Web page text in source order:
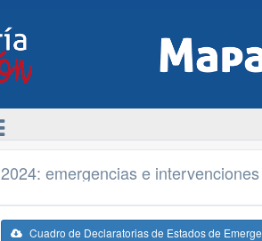
2024: emergencias e
Cuadro de Declaratorias de Estados de